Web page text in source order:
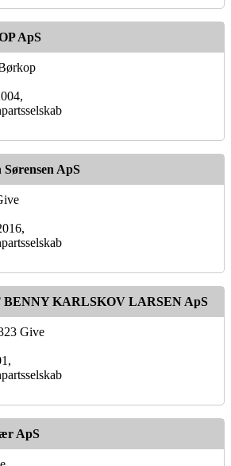
ApS
ApS
KARLSKOV LARSEN ApS
Give
ApS